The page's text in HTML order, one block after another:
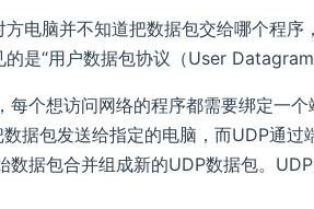
电脑并不知道把数据包交给哪个程
是“用户数据包协议（User
个想访问网络的程序都需要绑定一
据包发送给指定的电脑，而UDP通过
据包合并组成新的UDP数据包。